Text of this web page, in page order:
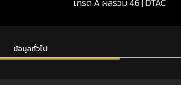
เกรด A ผลรวม 46 | DTAC
ข้อมูลทั่วไป